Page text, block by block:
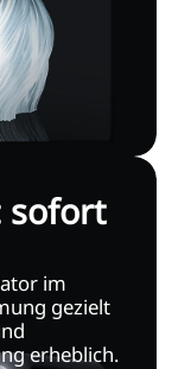
sofort
im
gezielt
erheblich.